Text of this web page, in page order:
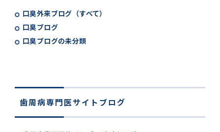
口臭外来ブログ（すべて）
口臭ブログ
口臭ブログの未分類
歯周病専門医サイトブログ